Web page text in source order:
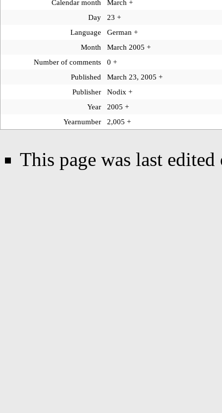
Calendar month
March +
Day
23+
Language
German +
Month
March 2005 +
Number of comments
0+
Published
March 23, 2005+
Publisher
Nodix +
Year
2005 +
Yearnumber
2,005+
This page was last